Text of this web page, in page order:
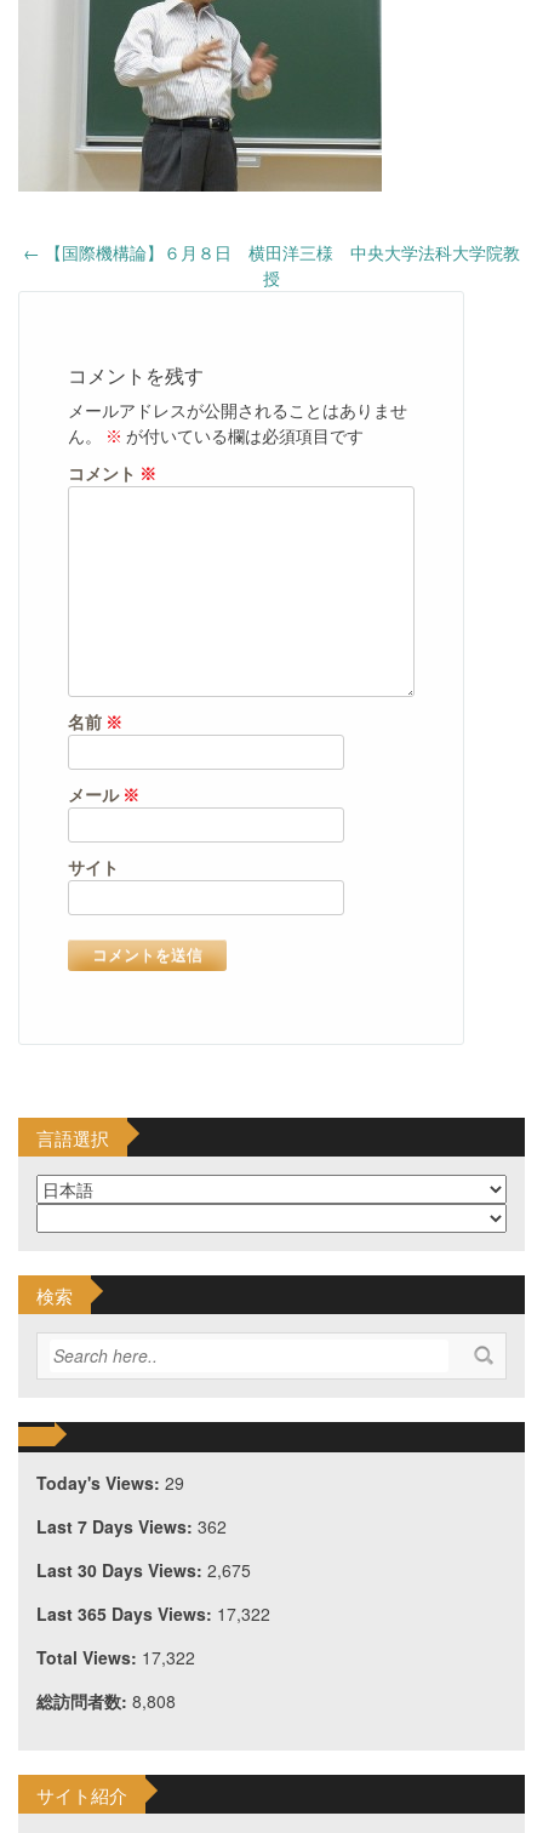
Post
← 【国際機構論】６月８日 横田洋三様 中央大学法科大学院教
授
コメントを残す
メールアドレスが公開されることはありませ
ん。
※ が付いている欄は必須項目です
コメント ※
名前 ※
メール ※
サイト
言語選択
検索
Today's Views: 29
Last 7 Days Views: 362
Last 30 Days Views: 2,675
Last 365 Days Views: 17,322
Total Views: 17,322
総訪問者数: 8,808
サイト紹介